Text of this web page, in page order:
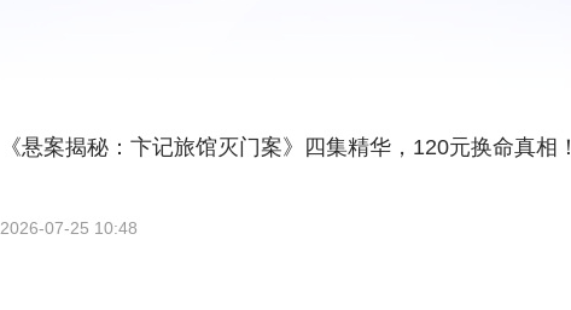
《悬案揭秘：卞记旅馆灭门案》四集精华，120元换命真相！
2026-07-25 10:48